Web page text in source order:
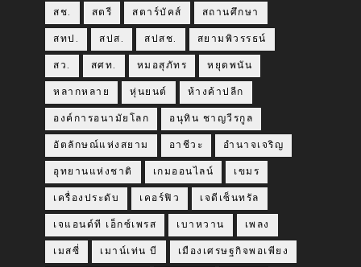
สช. สตรี สตาร์บัคส์ สถานศึกษา
สทป. สปส. สปสช. สยามพิวรรธน์
สว. สศท. หมอสุภัทร หยุดพนัน
หลากหลาย หุ่นยนต์ ห้างค้าปลีก
องค์การอนามัยโลก อนุทิน ชาญวีรกูล
อัตลักษณ์แห่งสยาม อาชีวะ อำนาจเจริญ
อุทยานแห่งชาติ เกมออนไลน์ เขมร
เครื่องประดับ เคอร์ฟิว เจดีเซ็นทรัล
เจแอนด์ที เอ็กซ์เพรส เบาหวาน เพลง
เมสซี่ เมาน์เท่น บี เมืองเศรษฐกิจพอเพียง